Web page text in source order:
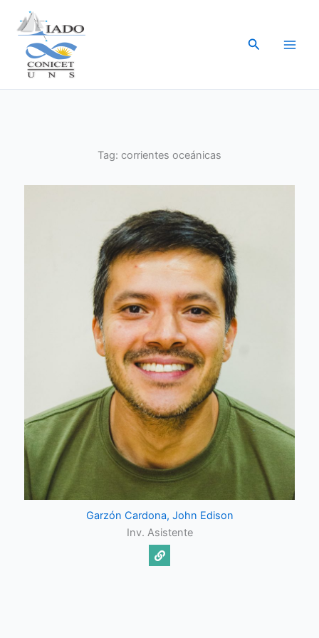
contenido
Buscar
Tag: corrientes oceánicas
Garzón Cardona, John Edison
Inv. Asistente